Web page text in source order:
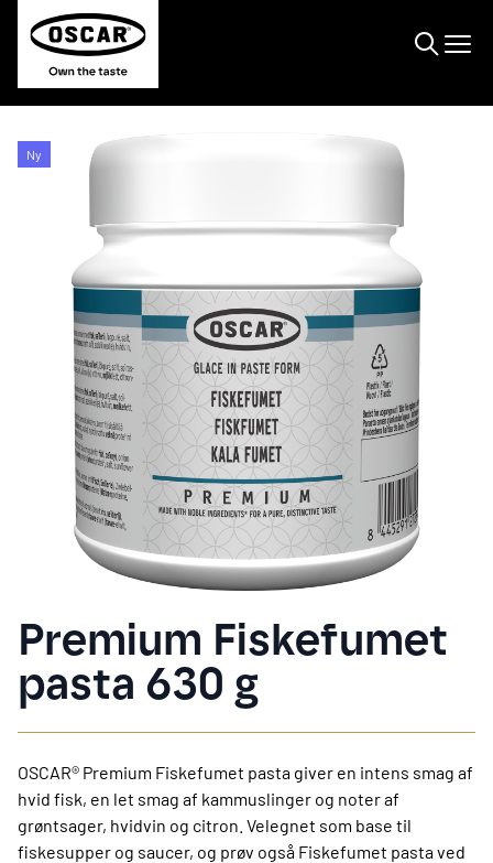
Søge
Ny
Premium Fiskefumet
pasta 630 g
OSCAR® Premium Fiskefumet pasta giver en intens smag af
hvid fisk, en let smag af kammuslinger og noter af
grøntsager, hvidvin og citron. Velegnet som base til
fiskesupper og saucer, og prøv også Fiskefumet pasta ved